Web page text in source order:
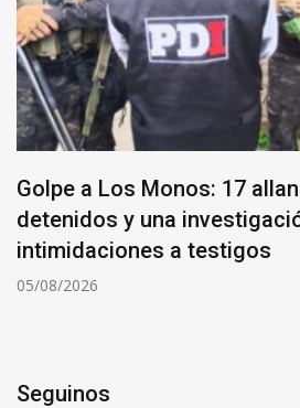
Golpe a Los Monos: 17
detenidos y una
intimidaciones a testigos
05/08/2026
Seguinos